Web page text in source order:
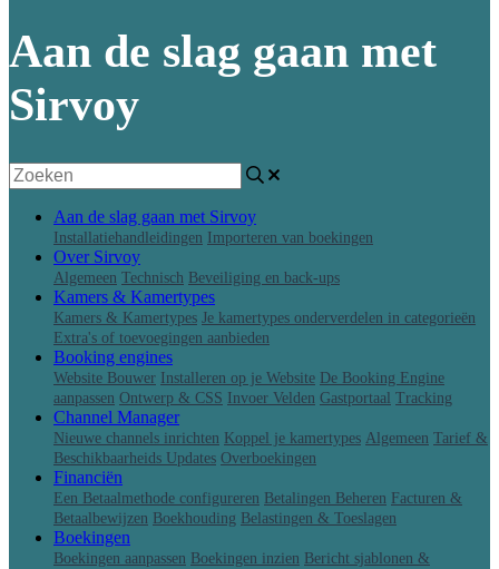
Aan de slag gaan met
Sirvoy
Aan de slag gaan met Sirvoy
Installatiehandleidingen Importeren van boekingen
Over Sirvoy
Algemeen Technisch Beveiliging en back-ups
Kamers & Kamertypes
Kamers & Kamertypes Je kamertypes onderverdelen in categorieën
Extra's of toevoegingen aanbieden
Booking engines
Website Bouwer Installeren op je Website De Booking Engine
aanpassen Ontwerp & CSS Invoer Velden Gastportaal Tracking
Channel Manager
Nieuwe channels inrichten Koppel je kamertypes Algemeen Tarief &
Beschikbaarheids Updates Overboekingen
Financiën
Een Betaalmethode configureren Betalingen Beheren Facturen &
Betaalbewijzen Boekhouding Belastingen & Toeslagen
Boekingen
Boekingen aanpassen Boekingen inzien Bericht sjablonen &